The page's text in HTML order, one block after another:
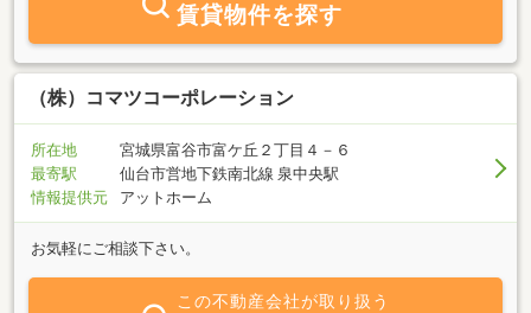
賃貸物件を探す
（株）コマツコーポレーション
所在地
宮城県富谷市富ケ丘２丁目４－６
最寄駅
仙台市営地下鉄南北線 泉中央駅
情報提供元
アットホーム
お気軽にご相談下さい。
この不動産会社が取り扱う